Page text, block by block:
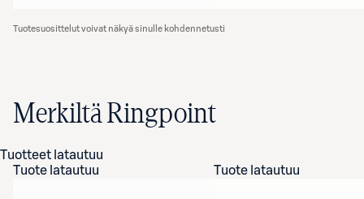
Tuotesuosittelut voivat näkyä sinulle kohdennetusti
Merkiltä Ringpoint
Tuotteet latautuu
Tuote latautuu
Tuote latautuu